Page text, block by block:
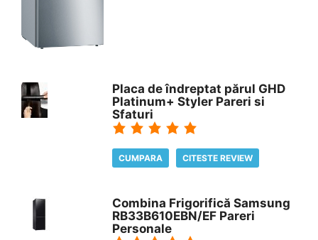
Placa de îndreptat părul GHD
Platinum+ Styler Pareri si
Sfaturi
CUMPARA CITESTE REVIEW
Combina Frigorifică Samsung
RB33B610EBN/EF Pareri
Personale